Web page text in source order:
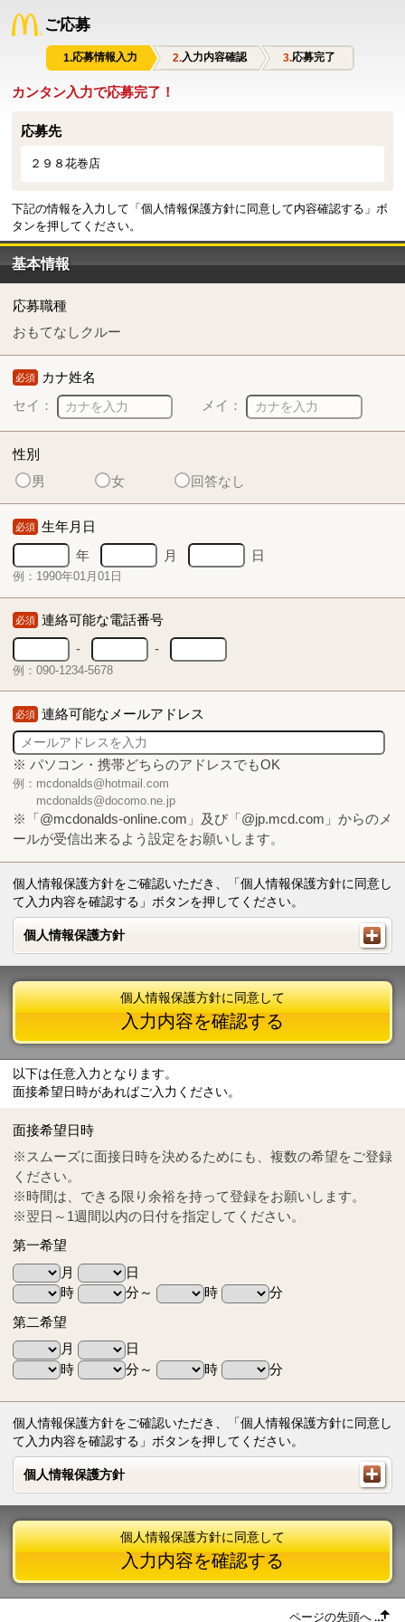
ご応募
応募情報入力 入力内容確認 応募完了
カンタン入力で応募完了！
応募先
２９８花巻店
下記の情報を入力して「個人情報保護方針に同意して内容確認する」ボ
タンを押してください。
基本情報
応募職種
おもてなしクルー
必須 カナ姓名
セイ：
メイ：
性別
男
女 回答なし
必須 生年月日
年
月 日
例：1990年01月01日
必須 連絡可能な電話番号
-
-
例：090-1234-5678
必須 連絡可能なメールアドレス
※ パソコン・携帯どちらのアドレスでもOK
例：mcdonalds@hotmail.com
mcdonalds@docomo.ne.jp
※「@mcdonalds-online.com」及び「@jp.mcd.com」からのメ
ールが受信出来るよう設定をお願いします。
個人情報保護方針をご確認いただき、「個人情報保護方針に同意し
て入力内容を確認する」ボタンを押してください。
個人情報保護方針
個人情報保護方針
Tel
0570-55-0314
個人情報保護方針に同意して
入力内容を確認する
以下は任意入力となります。
面接希望日時があればご入力ください。
面接希望日時
※スムーズに面接日時を決めるためにも、複数の希望をご登録
ください。
※時間は、できる限り余裕を持って登録をお願いします。
※翌日～1週間以内の日付を指定してください。
第一希望
月
日
時
分～ 時
分
第二希望
月
日
時
分～ 時 分
個人情報保護方針をご確認いただき、「個人情報保護方針に同意し
て入力内容を確認する」ボタンを押してください。
個人情報保護方針
個人情報保護方針
個人情報保護方針に同意して
入力内容を確認する
ページの先頭へ